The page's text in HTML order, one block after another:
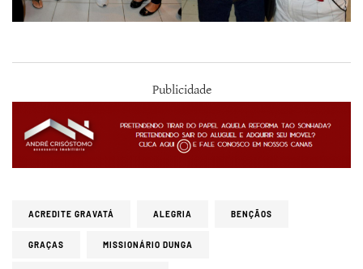
Publicidade
ACREDITE GRAVATÁ ALEGRIA BENÇÃOS
GRAÇAS MISSIONÁRIO DUNGA